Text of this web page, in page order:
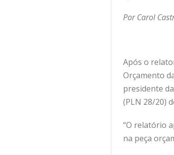
Por Carol
Após o
Orçamento
presidente
(PLN 28/20)
“O relatório
na peça